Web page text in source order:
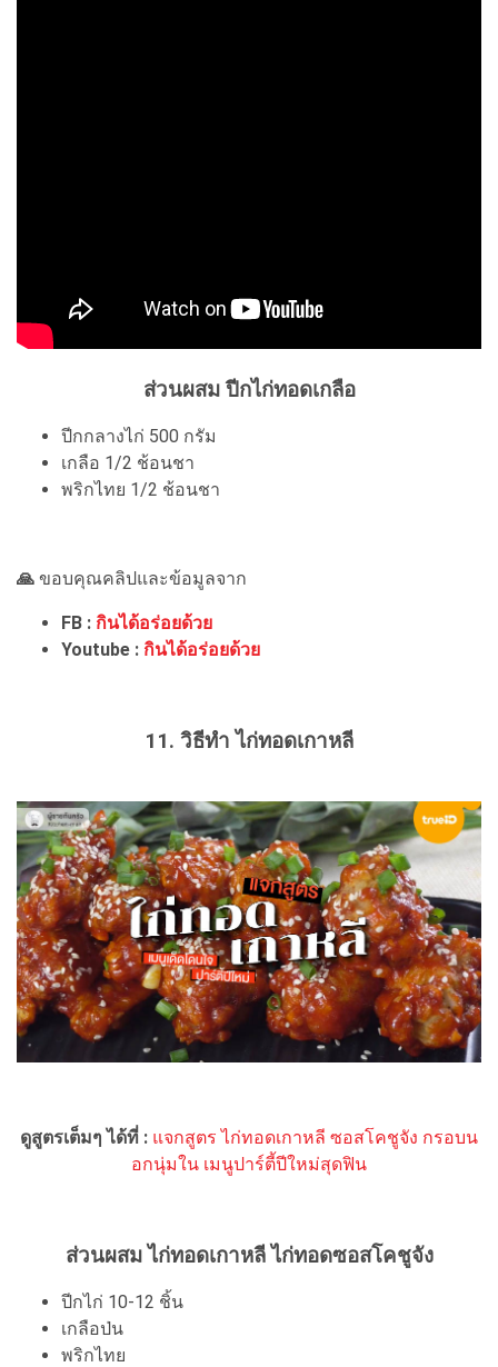
ส่วนผสม ปีกไก่ทอดเกลือ
ปีกกลางไก่ 500 กรัม
เกลือ 1/2 ช้อนชา
พริกไทย 1/2 ช้อนชา
🙏 ขอบคุณคลิปและข้อมูลจาก
FB : กินได้อร่อยด้วย
Youtube : กินได้อร่อยด้วย
11. วิธีทำ ไก่ทอดเกาหลี
ดูสูตรเต็มๆ ได้ที่ : แจกสูตร ไก่ทอดเกาหลี ซอสโคชูจัง กรอบน
อกนุ่มใน เมนูปาร์ตี้ปีใหม่สุดฟิน
ส่วนผสม ไก่ทอดเกาหลี ไก่ทอดซอสโคชูจัง
ปีกไก่ 10-12 ชิ้น
เกลือป่น
พริกไทย